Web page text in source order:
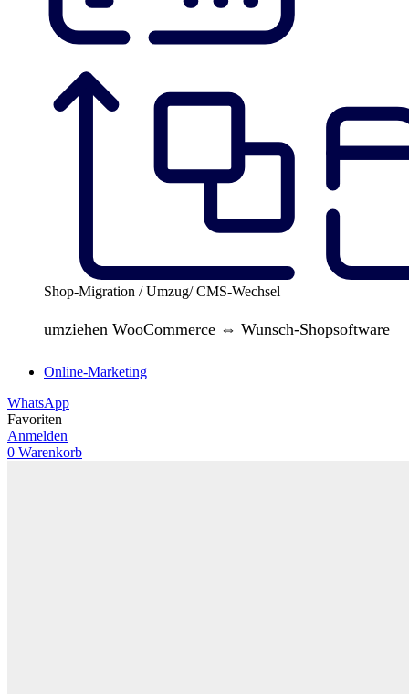
Shop-Migration / Umzug/ CMS-Wechsel
umziehen WooCommerce ⇔ Wunsch-Shopsoftware
Online-Marketing
WhatsApp
Favoriten
Anmelden
0 Warenkorb